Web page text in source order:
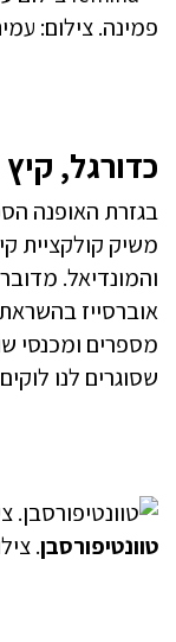
פמינה. צילום:
כדורגל,
בגזרת האופנה
משיק קולקציית
והמונדיאל.
אוברסייז
מספרים ומכנסי
שסוגרים לנו
טוונטיפורסבן.